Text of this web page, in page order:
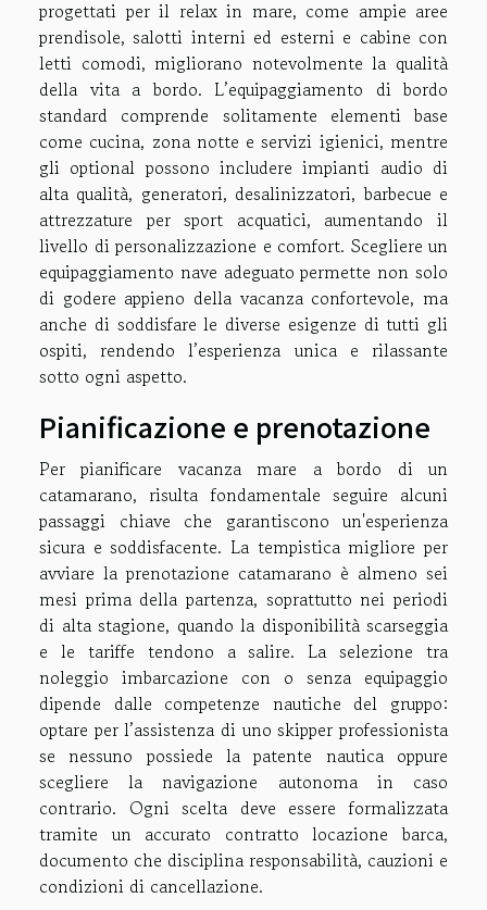
progettati per il relax in mare, come ampie aree
prendisole, salotti interni ed esterni e cabine con
letti comodi, migliorano notevolmente la qualità
della vita a bordo. L’equipaggiamento di bordo
standard comprende solitamente elementi base
come cucina, zona notte e servizi igienici, mentre
gli optional possono includere impianti audio di
alta qualità, generatori, desalinizzatori, barbecue e
attrezzature per sport acquatici, aumentando il
livello di personalizzazione e comfort. Scegliere un
equipaggiamento nave adeguato permette non solo
di godere appieno della vacanza confortevole, ma
anche di soddisfare le diverse esigenze di tutti gli
ospiti, rendendo l’esperienza unica e rilassante
sotto ogni aspetto.
Pianificazione e prenotazione
Per pianificare vacanza mare a bordo di un
catamarano, risulta fondamentale seguire alcuni
passaggi chiave che garantiscono un'esperienza
sicura e soddisfacente. La tempistica migliore per
avviare la prenotazione catamarano è almeno sei
mesi prima della partenza, soprattutto nei periodi
di alta stagione, quando la disponibilità scarseggia
e le tariffe tendono a salire. La selezione tra
noleggio imbarcazione con o senza equipaggio
dipende dalle competenze nautiche del gruppo:
optare per l’assistenza di uno skipper professionista
se nessuno possiede la patente nautica oppure
scegliere la navigazione autonoma in caso
contrario. Ogni scelta deve essere formalizzata
tramite un accurato contratto locazione barca,
documento che disciplina responsabilità, cauzioni e
condizioni di cancellazione.